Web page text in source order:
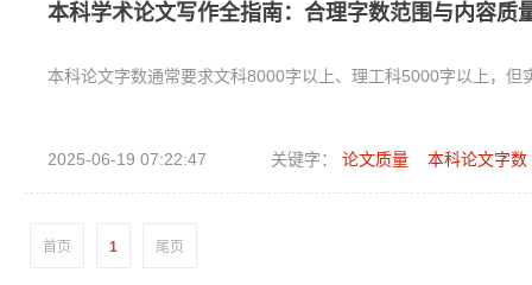
本科学术论文写作全指南：合理字数范围与内容质
本科论文字数通常要求​​文科8000字以上、理工科5000字以上​​，
2025-06-19 07:22:47 关键字： 论文质量 本科论文字数
首页 1 尾页